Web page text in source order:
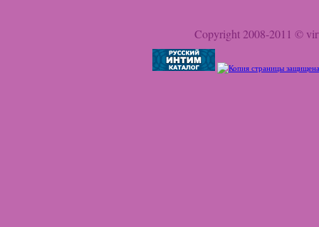
Copyright 2008-2011 ©